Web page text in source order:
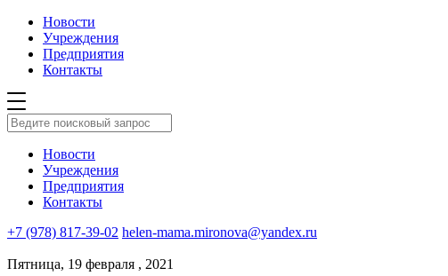
Новости
Учреждения
Предприятия
Контакты
Новости
Учреждения
Предприятия
Контакты
+7 (978) 817-39-02 helen-mama.mironova@yandex.ru
Пятница, 19 февраля , 2021